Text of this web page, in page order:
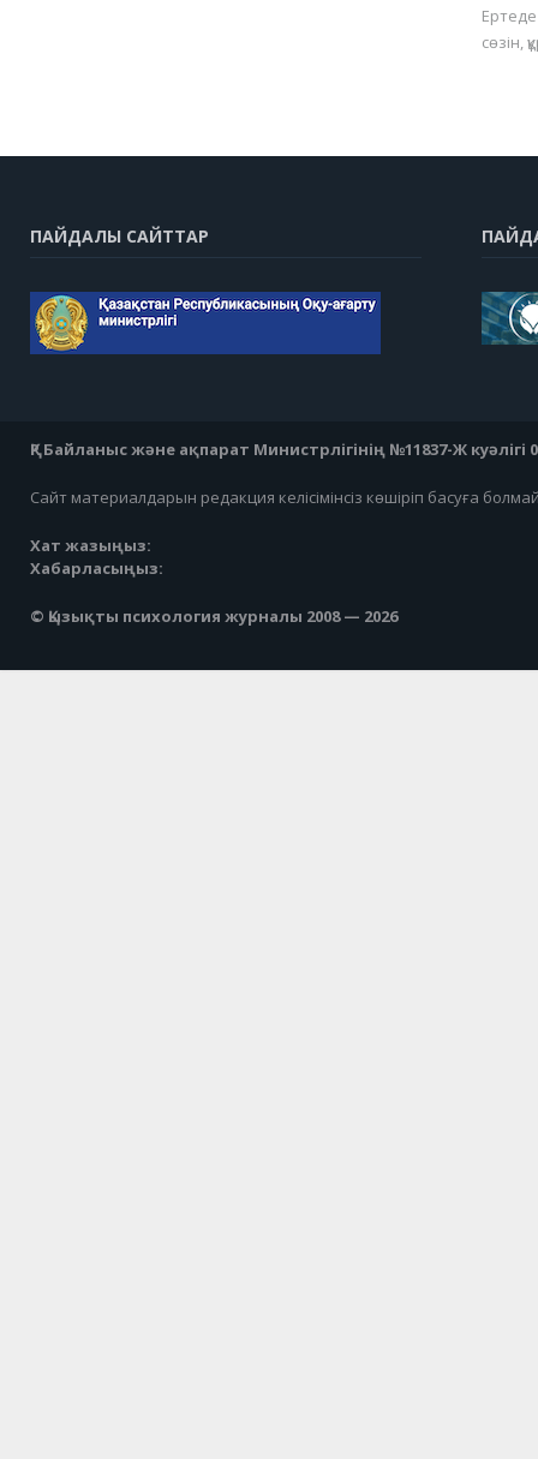
сөзін,
ПАЙДАЛЫ САЙТТАР
ҚР Байланыс және ақпарат Министрлігінің №11837-Ж куәлігі
Сайт материалдарын редакция келісімінсіз көшіріп басуға
Хат жазыңыз:
Хабарласыңыз:
© Қызықты психология журналы 2008 — 2026